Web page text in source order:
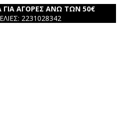
ΑΓΟΡΕΣ ΑΝΩ ΤΩΝ 50€
2231028342